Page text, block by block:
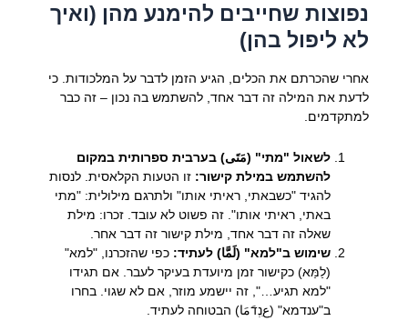
נפוצות שחייבים להימנע מהן (ואיך
לא ליפול בהן)
אחרי שהכרתם את הכלים, הגיע הזמן לדבר על המלכודות. כי
לדעת את המילה זה דבר אחד, להשתמש בה נכון – זה כבר
למתקדמים.
לשאול "מתי" (مَتَى) בערבית ספרותית במקום
להשתמש במילת קישור: זו הטעות הקלאסית. לנסות
להגיד "כשבאתי, ראיתי אותו" ולתרגם מילולית: "מתי
באתי, ראיתי אותו". זה פשוט לא עובד. זכרו: מילת
שאלה זה דבר אחד, מילת קישור זה דבר אחר.
שימוש ב"למא" (لَمَّا) לעתיד: כפי שהזכרנו, "למא"
(לַמַּא) כקישור זמן מיועדת בעיקר לעבר. אם תגידו
"למא תגיע…", זה יישמע מוזר, אם לא שגוי. בחרו
ב"ענדמא" (عִנְדَمَا) הבטוחה לעתיד.